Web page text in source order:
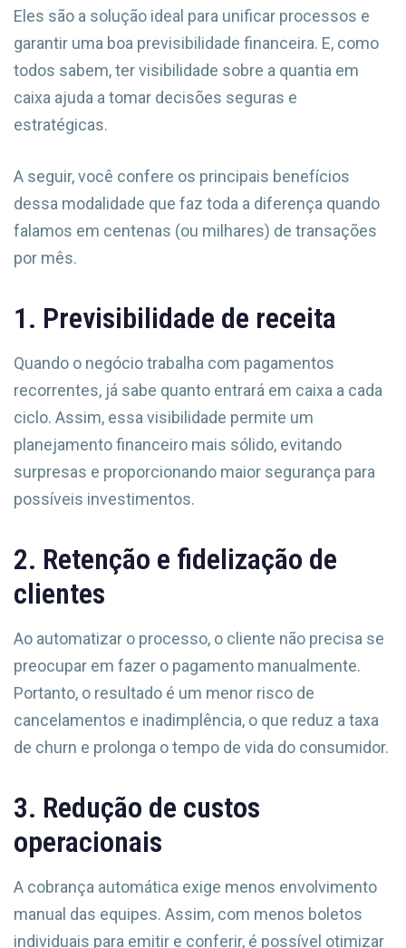
Eles são a solução ideal para unificar processos e
garantir uma boa previsibilidade financeira. E, como
todos sabem, ter visibilidade sobre a quantia em
caixa ajuda a tomar decisões seguras e
estratégicas.
A seguir, você confere os principais benefícios
dessa modalidade que faz toda a diferença quando
falamos em centenas (ou milhares) de transações
por mês.
1. Previsibilidade de receita
Quando o negócio trabalha com pagamentos
recorrentes, já sabe quanto entrará em caixa a cada
ciclo. Assim, essa visibilidade permite um
planejamento financeiro mais sólido, evitando
surpresas e proporcionando maior segurança para
possíveis investimentos.
2. Retenção e fidelização de
clientes
Ao automatizar o processo, o cliente não precisa se
preocupar em fazer o pagamento manualmente.
Portanto, o resultado é um menor risco de
cancelamentos e inadimplência, o que reduz a taxa
de churn e prolonga o tempo de vida do consumidor.
3. Redução de custos
operacionais
A cobrança automática exige menos envolvimento
manual das equipes. Assim, com menos boletos
individuais para emitir e conferir, é possível otimizar